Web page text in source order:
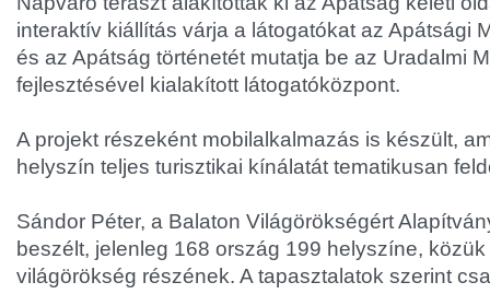
interaktív kiállítás várja a látogatókat az Apátsági
és az Apátság történetét mutatja be az Uradalmi
fejlesztésével kialakított látogatóközpont.
A projekt részeként mobilalkalmazás is készült,
helyszín teljes turisztikai kínálatát tematikusan
Sándor Péter, a Balaton Világörökségért
beszélt, jelenleg 168 ország 199 helyszíne,
világörökség részének. A tapasztalatok szerint